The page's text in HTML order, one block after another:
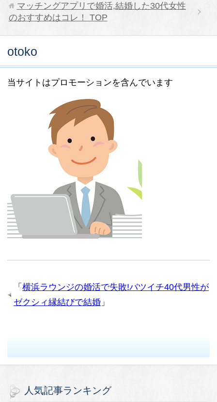
マッチングアプリで婚活,結婚した30代女性
のおすすめはコレ！
TOP
otoko
当サイトはプロモーションを含んでいます
「 横浜ラウンジの婚活で失敗!バツイチ40代男性が
ゼクシィ縁結びで結婚 」
人気記事ランキング